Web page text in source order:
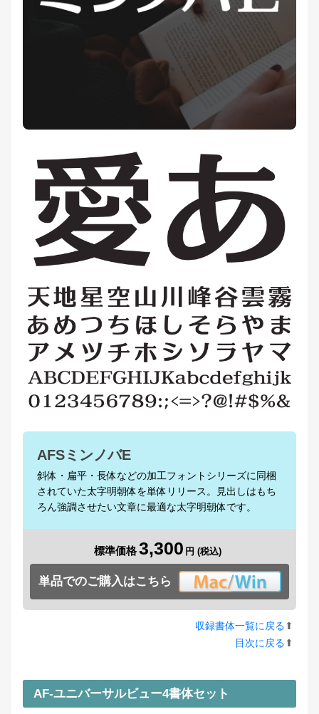
AFSミンノバE
斜体・扁平・長体などの加工フォントシリーズに同梱
されていた太字明朝体を単体リリース。見出しはもち
ろん強調させたい文章に最適な太字明朝体です。
標準価格 3,300
単品でのご購入はこちら
収録書体一覧に戻る⬆︎
目次に戻る⬆︎
AF-ユニバーサルビュー4書体セット